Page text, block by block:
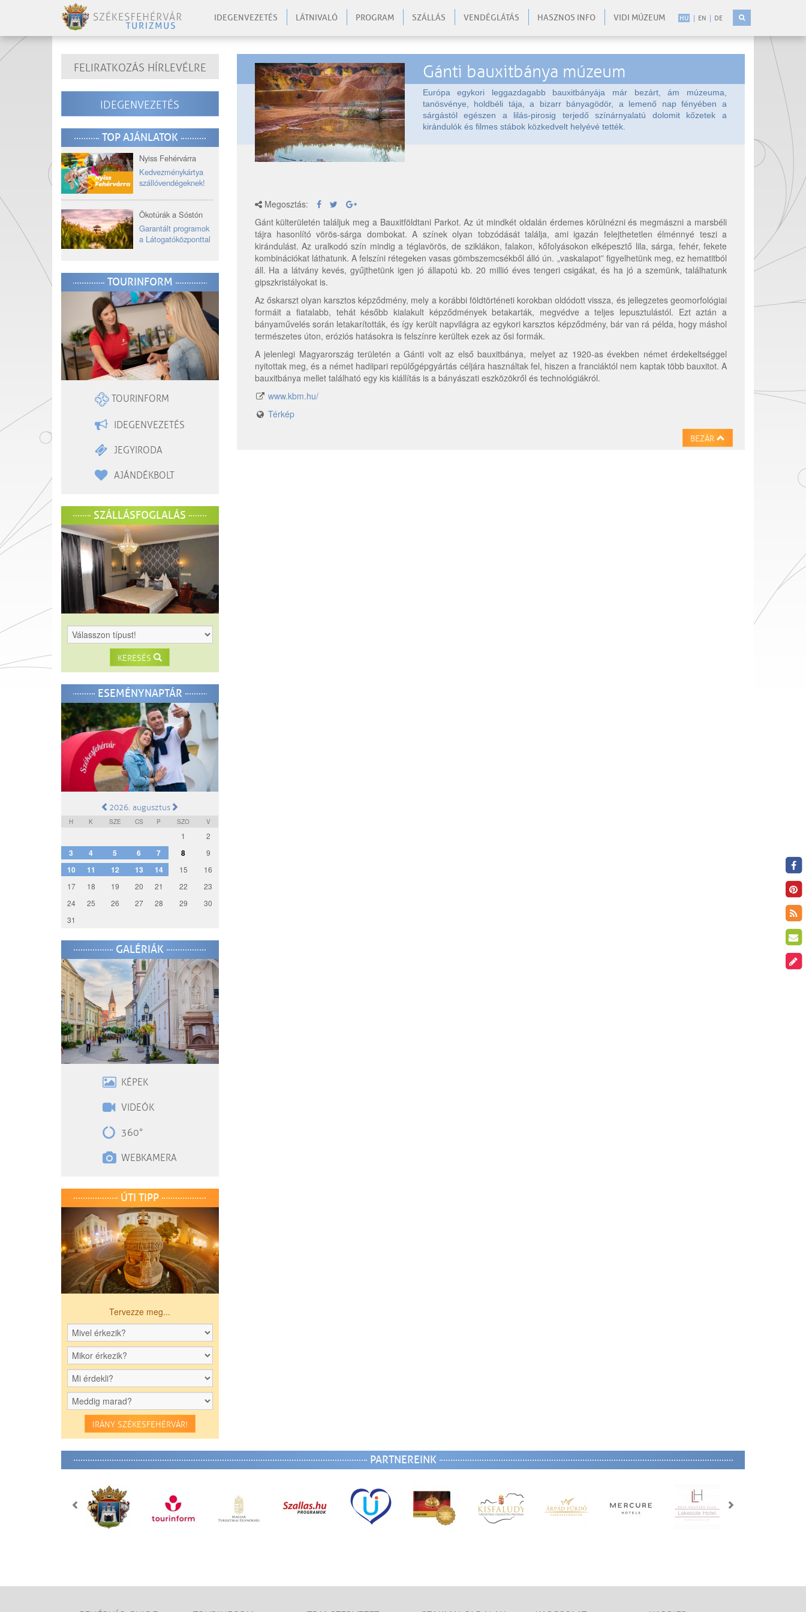
HU EN DE
IDEGENVEZETÉS LÁTNIVALÓ PROGRAM SZÁLLÁS VENDÉGLÁTÁS HASZNOS INFO VIDI MÚZEUM
Gánti bauxitbánya múzeum
Európa egykori leggazdagabb bauxitbányája már bezárt, ám múzeuma,
tanösvénye, holdbéli tája, a bizarr bányagödör, a lemenő nap fényében a
sárgástól egészen a lilás-pirosig terjedő színárnyalatú dolomit kőzetek a
kirándulók és filmes stábok közkedvelt helyévé tették.
Megosztás:
Gánt külterületén találjuk meg a Bauxitföldtani Parkot. Az út mindkét oldalán érdemes körülnézni és megmászni a marsbéli
tájra hasonlító vörös-sárga dombokat. A színek olyan tobzódását találja, ami igazán felejthetetlen élménnyé teszi a
kirándulást. Az uralkodó szín mindig a téglavörös, de sziklákon, falakon, kőfolyásokon elképesztő lila, sárga, fehér, fekete
kombinációkat láthatunk. A felszíni rétegeken vasas gömbszemcsékből álló ún. „vaskalapot” figyelhetünk meg, ez hematitból
áll. Ha a látvány kevés, gyűjthetünk igen jó állapotú kb. 20 millió éves tengeri csigákat, és ha jó a szemünk, találhatunk
gipszkristályokat is.
Az őskarszt olyan karsztos képződmény, mely a korábbi földtörténeti korokban oldódott vissza, és jellegzetes geomorfológiai
formáit a fiatalabb, tehát később kialakult képződmények betakarták, megvédve a teljes lepusztulástól. Ezt aztán a
bányaművelés során letakarították, és így került napvilágra az egykori karsztos képződmény, bár van rá példa, hogy máshol
természetes úton, eróziós hatásokra is felszínre kerültek ezek az ősi formák.
A jelenlegi Magyarország területén a Gánti volt az első bauxitbánya, melyet az 1920-as években német érdekeltséggel
nyitottak meg, és a német hadiipari repülőgépgyártás céljára használtak fel, hiszen a franciáktól nem kaptak több bauxitot. A
bauxitbánya mellet található egy kis kiállítás is a bányászati eszközökről és technológiákról.
www.kbm.hu/
Térkép
BEZÁR
FELIRATKOZÁS HÍRLEVÉLRE
IDEGENVEZETÉS
TOP AJÁNLATOK
Nyiss Fehérvárra
Kedvezménykártya
szállóvendégeknek!
Ökotúrák a Sóstón
Garantált programok
a Látogatóközponttal
TOURINFORM
TOURINFORM
IDEGENVEZETÉS
JEGYIRODA
AJÁNDÉKBOLT
SZÁLLÁSFOGLALÁS
KERESÉS
ESEMÉNYNAPTÁR
2026. augusztus
H K SZE CS P SZO V
1 2
3 4 5 6 7 8 9
10 11 12 13 14 15
16
17
18 19 20 21 22
23
24
25 26 27 28 29
30
31
GALÉRIÁK
KÉPEK
VIDEÓK
360°
WEBKAMERA
ÚTI TIPP
Tervezze meg...
IRÁNY SZÉKESFEHÉRVÁR!
PARTNEREINK